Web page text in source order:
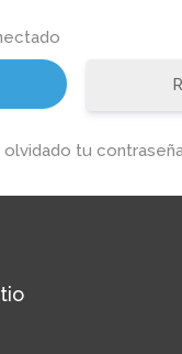
olvidado tu